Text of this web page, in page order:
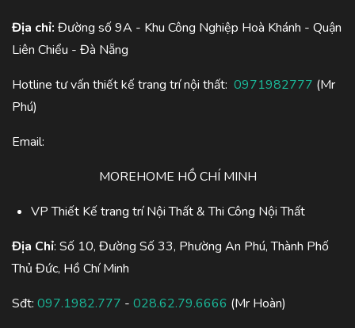
Địa chỉ: Đường số 9A - Khu Công Nghiệp Hoà Khánh - Quận
Liên Chiểu - Đà Nẵng
Hotline tư vấn thiết kế trang trí nội thất: 0971982777 (Mr
Phú)
Email:
MOREHOME HỒ CHÍ MINH
VP Thiết Kế trang trí Nội Thất & Thi Công Nội Thất
Địa Chỉ: Số 10, Đường Số 33, Phường An Phú, Thành Phố
Thủ Đức, Hồ Chí Minh
Sđt: 097.1982.777 - 028.62.79.6666 (Mr Hoàn)